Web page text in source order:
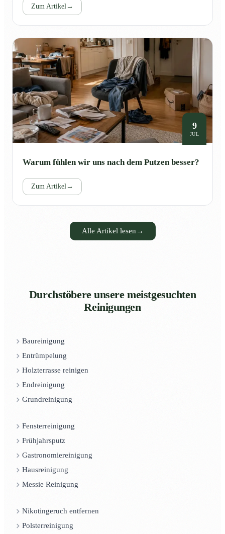
Zum Artikel→
9
JUL
Warum fühlen wir uns nach dem Putzen besser?
Zum Artikel→
Alle Artikel lesen →
Durchstöbere unsere meistgesuchten
Reinigungen
Baureinigung
Entrümpelung
Holzterrasse reinigen
Endreinigung
Grundreinigung
Fensterreinigung
Frühjahrsputz
Gastronomiereinigung
Hausreinigung
Messie Reinigung
Nikotingeruch entfernen
Polsterreinigung